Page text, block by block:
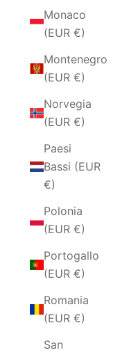
Monaco
(EUR €)
Montenegro
(EUR €)
Norvegia
(EUR €)
Paesi
Bassi (EUR
€)
Polonia
(EUR €)
Portogallo
(EUR €)
Romania
(EUR €)
San